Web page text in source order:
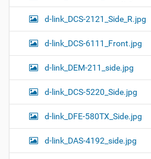
d-link_DCS-2121_Side_R.jpg
d-link_DCS-6111_Front.jpg
d-link_DEM-211_side.jpg
d-link_DCS-5220_Side.jpg
d-link_DFE-580TX_Side.jpg
d-link_DAS-4192_side.jpg